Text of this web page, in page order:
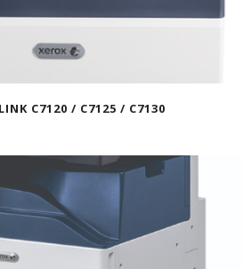
C7120 / C7125 / C7130